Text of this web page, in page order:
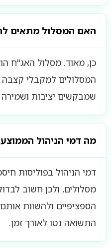
האם המסלול מתאים
כן, מאוד. מסלול האג"ח
המסלולים למקבלי קצבה
שמבקשים יציבות
מה דמי הניהול
דמי הניהול בפוליסות
מסלולים, ולכן חשוב
הספציפיים ולהשוות
התשואה נטו לאורך זמן.